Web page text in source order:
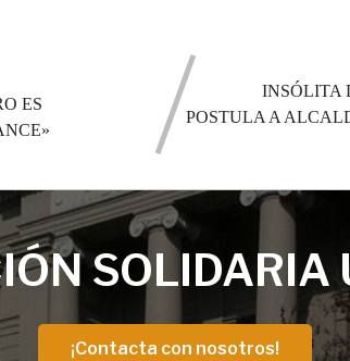
ES
INSÓLITA
POSTULA A
SOLIDARIA
¡Contacta con nosotros!